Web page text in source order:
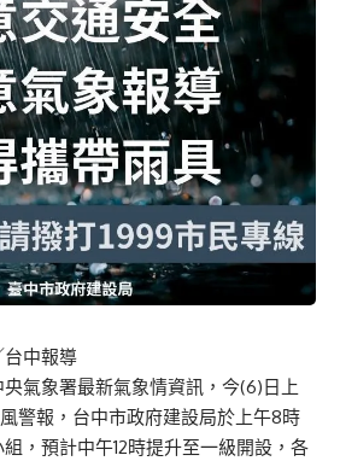
台中報導
氣象署最新氣象情資訊，今(6)日上
警報，台中市政府建設局於上午8時
，預計中午12時提升至一級開設，各